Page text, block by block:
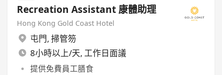
Recreation Assistant 康體助理
Hong Kong Gold Coast Hotel
屯門, 掃管笏
8小時以上/天, 工作日面議
提供免費員工膳食